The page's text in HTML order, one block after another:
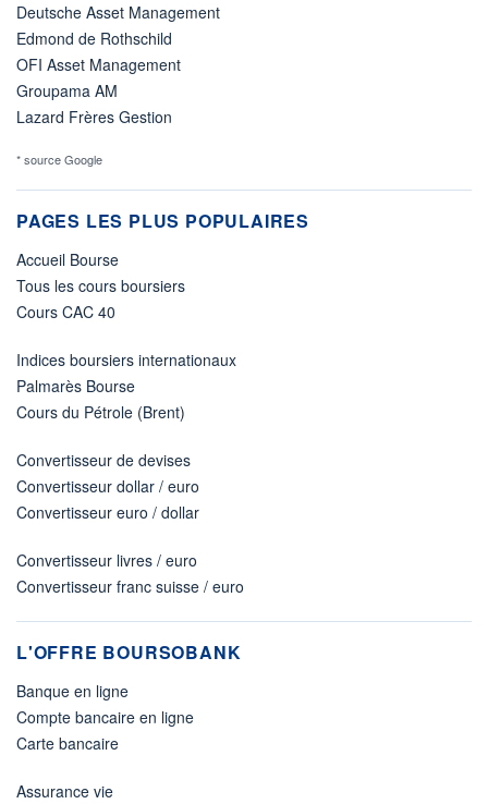
Deutsche Asset Management
Edmond de Rothschild
OFI Asset Management
Groupama AM
Lazard Frères Gestion
* source Google
PAGES LES PLUS POPULAIRES
Accueil Bourse
Tous les cours boursiers
Cours CAC 40
Indices boursiers internationaux
Palmarès Bourse
Cours du Pétrole (Brent)
Convertisseur de devises
Convertisseur dollar / euro
Convertisseur euro / dollar
Convertisseur livres / euro
Convertisseur franc suisse / euro
L'OFFRE BOURSOBANK
Banque en ligne
Compte bancaire en ligne
Carte bancaire
Assurance vie